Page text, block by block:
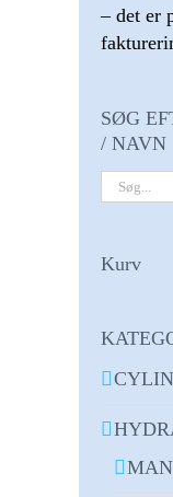
– det er
SØG
/ NAVN
Kurv